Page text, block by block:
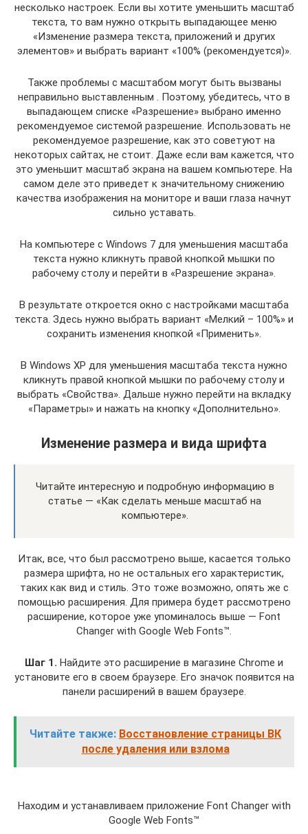
несколько настроек. Если вы хотите уменьшить масштаб
текста, то вам нужно открыть выпадающее меню
«Изменение размера текста, приложений и других
элементов» и выбрать вариант «100% (рекомендуется)».
Также проблемы с масштабом могут быть вызваны
неправильно выставленным . Поэтому, убедитесь, что в
выпадающем списке «Разрешение» выбрано именно
рекомендуемое системой разрешение. Использовать не
рекомендуемое разрешение, как это советуют на
некоторых сайтах, не стоит. Даже если вам кажется, что
это уменьшит масштаб экрана на вашем компьютере. На
самом деле это приведет к значительному снижению
качества изображения на мониторе и ваши глаза начнут
сильно уставать.
На компьютере с Windows 7 для уменьшения масштаба
текста нужно кликнуть правой кнопкой мышки по
рабочему столу и перейти в «Разрешение экрана».
В результате откроется окно с настройками масштаба
текста. Здесь нужно выбрать вариант «Мелкий – 100%» и
сохранить изменения кнопкой «Применить».
В Windows XP для уменьшения масштаба текста нужно
кликнуть правой кнопкой мышки по рабочему столу и
выбрать «Свойства». Дальше нужно перейти на вкладку
«Параметры» и нажать на кнопку «Дополнительно».
Изменение размера и вида шрифта
Читайте интересную и подробную информацию в
статье — «Как сделать меньше масштаб на
компьютере».
Итак, все, что был рассмотрено выше, касается только
размера шрифта, но не остальных его характеристик,
таких как вид и стиль. Это тоже возможно, опять же с
помощью расширения. Для примера будет рассмотрено
расширение, которое уже упоминалось выше — Font
Changer with Google Web Fonts™.
Шаг 1. Найдите это расширение в магазине Chrome и
установите его в своем браузере. Его значок появится на
панели расширений в вашем браузере.
Читайте также: Восстановление страницы ВК
после удаления или взлома
Находим и устанавливаем приложение Font Changer with
Google Web Fonts™